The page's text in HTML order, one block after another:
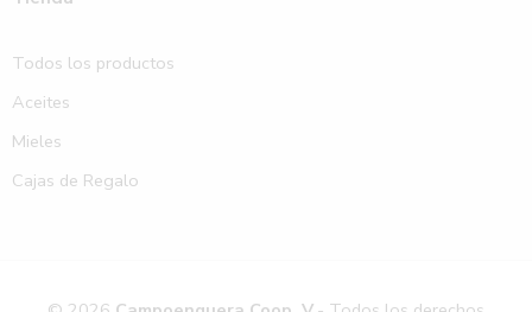
Todos los productos
Aceites
Mieles
Cajas de Regalo